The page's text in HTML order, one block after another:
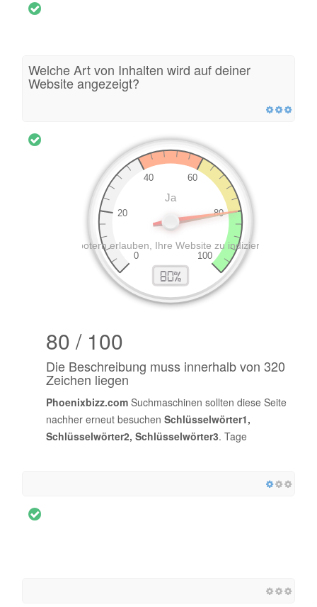
Welche Art von Inhalten wird auf deiner
Website angezeigt?
80 / 100
Die Beschreibung muss innerhalb von 320
Zeichen liegen
Phoenixbizz.com Suchmaschinen sollten diese Seite
nachher erneut besuchen Schlüsselwörter1,
Schlüsselwörter2, Schlüsselwörter3. Tage